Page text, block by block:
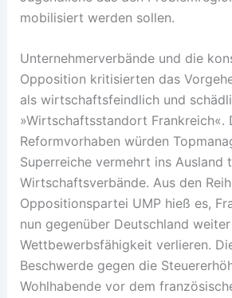
mobilisiert werden sollen.
Unternehmerverbände und die
Opposition kritisierten das
als wirtschaftsfeindlich und
»Wirtschaftsstandort Frankreich«.
Reformvorhaben würden
Superreiche vermehrt ins Ausland
Wirtschaftsverbände. Aus den
Oppositionspartei UMP hieß es,
nun gegenüber Deutschland
Wettbewerbsfähigkeit verlieren.
Beschwerde gegen die
Wohlhabende vor dem